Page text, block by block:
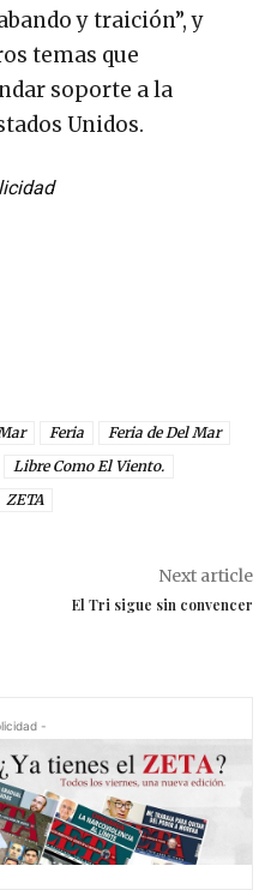
y traición”, y
temas que
soporte a la
Unidos.
Feria
Feria de Del Mar
Libre Como El Viento.
ZETA
Next article
El Tri sigue sin convencer
-